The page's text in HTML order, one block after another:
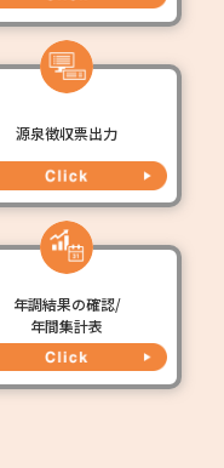
源泉徴収票出力
年調結果の確認/
年間集計表